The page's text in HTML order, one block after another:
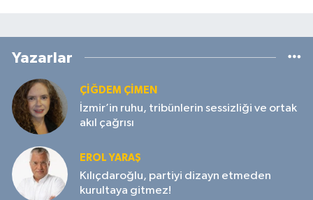
Yazarlar
ÇIĞDEM ÇIMEN
İzmir’in ruhu, tribünlerin sessizliği ve ortak
akıl çağrısı
EROL YARAŞ
Kılıçdaroğlu, partiyi dizayn etmeden
kurultaya gitmez!